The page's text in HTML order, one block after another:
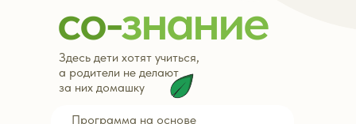
Здесь дети хотят учиться,
а родители не делают
за них домашку
со-знание
Программа на основе